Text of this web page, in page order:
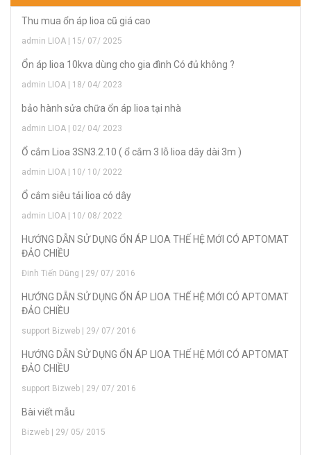
Thu mua ổn áp lioa cũ giá cao
admin LIOA | 15/ 07/ 2025
Ổn áp lioa 10kva dùng cho gia đình Có đủ không ?
admin LIOA | 18/ 04/ 2023
bảo hành sửa chữa ổn áp lioa tại nhà
admin LIOA | 02/ 04/ 2023
Ổ cắm Lioa 3SN3.2.10 ( ổ cắm 3 lỗ lioa dây dài 3m )
admin LIOA | 10/ 10/ 2022
Ổ cắm siêu tải lioa có dây
admin LIOA | 10/ 08/ 2022
HƯỚNG DẪN SỬ DỤNG ỔN ÁP LIOA THẾ HỆ MỚI CÓ APTOMAT
ĐẢO CHIỀU
Đinh Tiến Dũng | 29/ 07/ 2016
HƯỚNG DẪN SỬ DỤNG ỔN ÁP LIOA THẾ HỆ MỚI CÓ APTOMAT
ĐẢO CHIỀU
support Bizweb | 29/ 07/ 2016
HƯỚNG DẪN SỬ DỤNG ỔN ÁP LIOA THẾ HỆ MỚI CÓ APTOMAT
ĐẢO CHIỀU
support Bizweb | 29/ 07/ 2016
Bài viết mẫu
Bizweb | 29/ 05/ 2015